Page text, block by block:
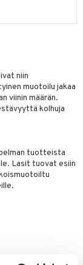
niin
muotoilu jakaa
viinin määrän.
kolhuja
tuotteista
Lasit tuovat esiin
kestävän